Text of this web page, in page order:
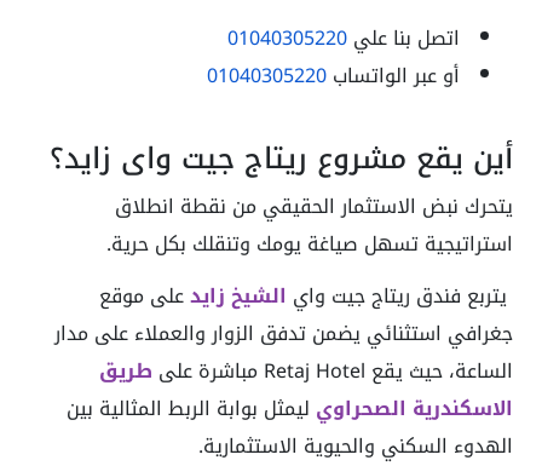
اتصل بنا علي01040305220
أو عبر الواتساب01040305220
أين يقع مشروع ريتاج جيت واي زايد؟
يتحرك نبض الاستثمار الحقيقي من نقطة انطلاق
استراتيجية تسهل صياغة يومك وتنقلك بكل حرية.
يتربع فندق ريتاج جيت واي الشيخ زايدعلى موقع
جغرافي استثنائي يضمن تدفق الزوار والعملاء على مدار
الساعة، حيث يقع Retaj Hotel مباشرة على
طريق
الاسكندرية الصحراوي ليمثل بوابة الربط المثالية بين
الهدوء السكني والحيوية الاستثمارية.